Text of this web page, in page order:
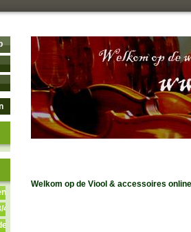
MET 50% KORTING
leeftijd van 3 t/m 4)
Welkom op de Viool & accessoires